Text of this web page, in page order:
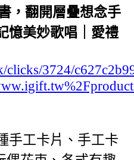
，翻開層疊想念手
憶美妙歌唱｜愛禮
clicks/3724/
手工卡片、手工卡